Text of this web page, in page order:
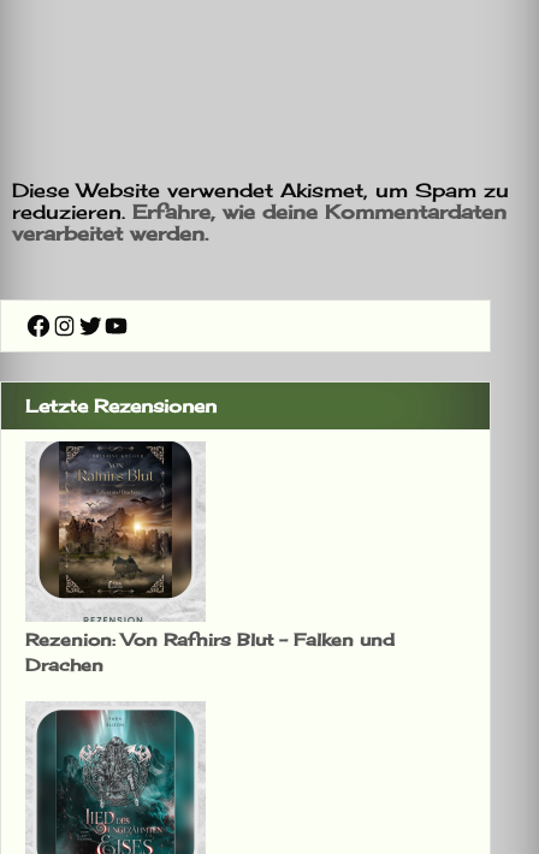
Diese Website verwendet Akismet, um Spam zu
reduzieren. Erfahre, wie deine Kommentardaten
verarbeitet werden.
Facebook
Instagram
Twitter
YouTube
Letzte Rezensionen
Rezenion: Von Rafnirs Blut – Falken und
Drachen